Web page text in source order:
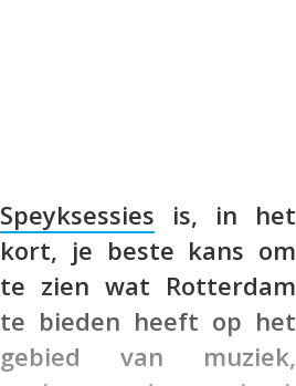
Speyksessies is, in het
kort, je beste kans om
te zien wat Rotterdam
te bieden heeft op het
gebied van muziek,